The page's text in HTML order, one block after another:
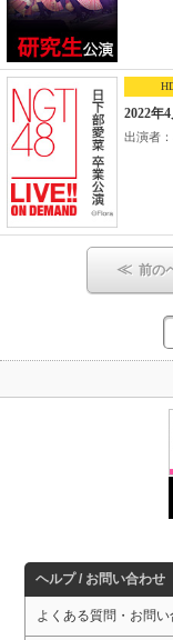
2022年
出演者
≪ 前の
ヘルプ / お問い合わせ
よくある質問・お問い